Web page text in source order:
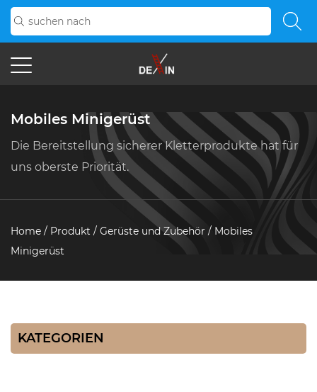
Mobiles Minigerüst
Die Bereitstellung sicherer Kletterprodukte hat für
uns oberste Priorität.
Home / Produkt / Gerüste und Zubehör / Mobiles
Minigerüst
KATEGORIEN